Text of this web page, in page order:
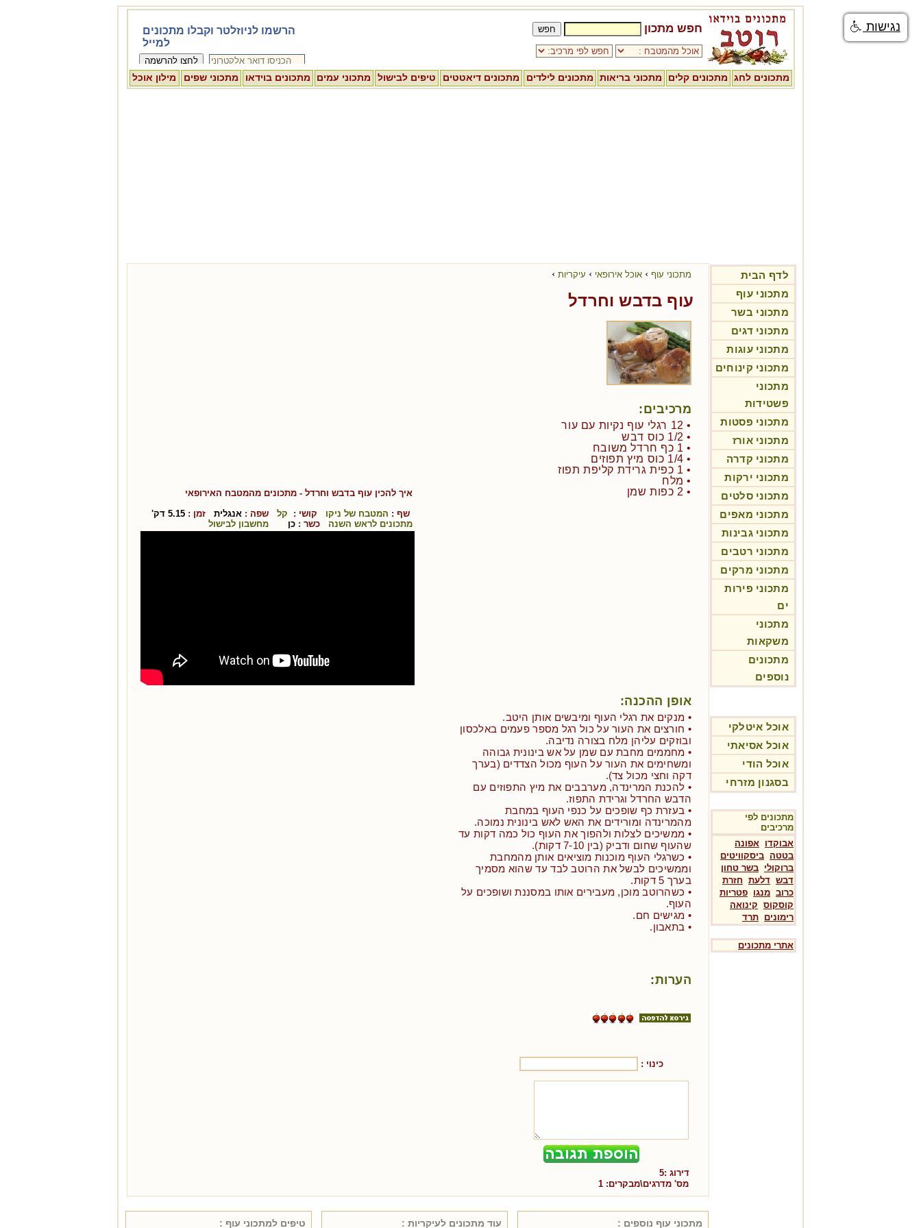
חפש מתכון
מתכונים לחג מתכונים קלים מתכוני בריאות מתכונים לילדים מתכונים דיאטטים טיפים לבישול מתכוני עמים מתכונים בוידאו מתכוני שפים מילון אוכל
לדף הבית
מתכוני עוף
מתכוני בשר
מתכוני דגים
מתכוני עוגות
מתכוני קינוחים
מתכוני
פשטידות
מתכוני פסטות
מתכוני אורז
מתכוני קדרה
מתכוני ירקות
מתכוני סלטים
מתכוני מאפים
מתכוני גבינות
מתכוני רטבים
מתכוני מרקים
מתכוני פירות
ים
מתכוני
משקאות
מתכונים
נוספים
אוכל איטלקי
אוכל אסיאתי
אוכל הודי
בסגנון מזרחי
מתכונים לפי
מרכיבים
אבוקדו אפונה
בטטה ביסקוויטים
ברוקולי בשר טחון
דבש דלעת חזרת
כרוב מנגו פטריות
קוסקוס קינואה
רימונים תרד
אתרי מתכונים
מתכוני עוף › אוכל אירופאי › עיקריות ›
עוף בדבש וחרדל
מרכיבים:
• 12 רגלי עוף נקיות עם עור
• 1/2 כוס דבש
• 1 כף חרדל משובח
• 1/4 כוס מיץ תפוזים
• 1 כפית גרידת קליפת תפוז
• מלח
• 2 כפות שמן
אופן ההכנה:
• מנקים את רגלי העוף ומיבשים אותן היטב.
• חורצים את העור על כול רגל מספר פעמים באלכסון
ובוזקים עליהן מלח בצורה נדיבה.
• מחממים מחבת עם שמן על אש בינונית גבוהה
ומשחימים את העור על העוף מכול הצדדים (בערך
דקה וחצי מכול צד).
• להכנת המרינדה, מערבבים את מיץ התפוזים עם
הדבש החרדל וגרידת התפוז.
• בעזרת כף שופכים על כנפי העוף במחבת
מהמרינדה ומורידים את האש לאש בינונית נמוכה.
• ממשיכים לצלות ולהפוך את העוף כול כמה דקות עד
שהעוף שחום ודביק (בין 7-10 דקות).
• כשרגלי העוף מוכנות מוציאים אותן מהמחבת
וממשיכים לבשל את הרוטב לבד עד שהוא מסמיך
בערך 5 דקות.
• כשהרוטב מוכן, מעבירים אותו במסננת ושופכים על
העוף.
• מגישים חם.
• בתאבון.
הערות:
כינוי :
דירוג :5
מס' מדרגים\מבקרים: 1
איך להכין עוף בדבש וחרדל - מתכונים מהמטבח האירופאי
שף : המטבח של ניקו קושי : קל שפה : אנגלית זמן : 5.15 דק'
מתכונים לראש השנה
כשר : כן מחשבון לבישול
מתכוני עוף נוספים : עוד מתכונים לעיקריות : טיפים למתכוני עוף :
נגישות